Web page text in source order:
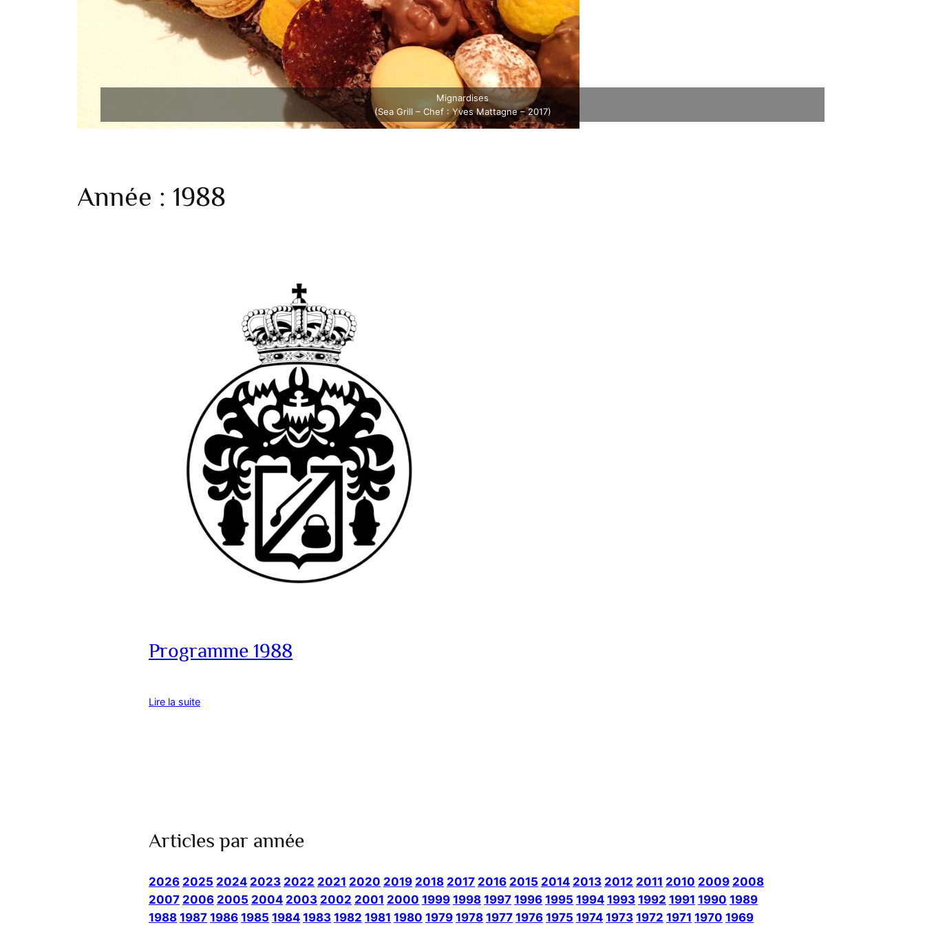
Mignardises
(Sea Grill – Chef : Yves Mattagne – 2017)
Année : 1988
Programme 1988
Lire la suite
Articles par année
2026 2025 2024 2023 2022 2021 2020 2019 2018 2017 2016 2015 2014 2013 2012 2011 2010 2009 2008
2007 2006 2005 2004 2003 2002 2001 2000 1999 1998 1997 1996 1995 1994 1993 1992 1991 1990 1989
1988 1987 1986 1985 1984 1983 1982 1981 1980 1979 1978 1977 1976 1975 1974 1973 1972 1971 1970 1969